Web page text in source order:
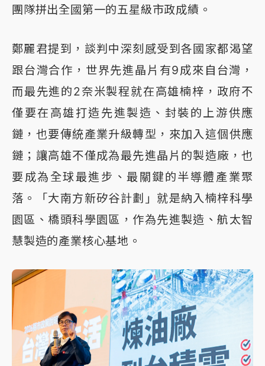
團隊拼出全國第一的五星級市政成績。
鄭麗君提到，談判中深刻感受到各國家都渴望
跟台灣合作，世界先進晶片有9成來自台灣，
而最先進的2奈米製程就在高雄楠梓，政府不
僅要在高雄打造先進製造、封裝的上游供應
鏈，也要傳統產業升級轉型，來加入這個供應
鏈；讓高雄不僅成為最先進晶片的製造廠，也
要成為全球最進步、最關鍵的半導體產業聚
落。「大南方新矽谷計劃」就是納入楠梓科學
園區、橋頭科學園區，作為先進製造、航太智
慧製造的產業核心基地。